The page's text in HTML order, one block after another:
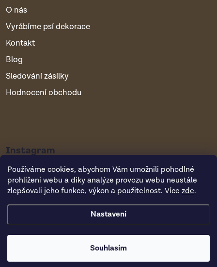
Používáme cookies, abychom Vám umožnili pohodlné
prohlížení webu a díky analýze provozu webu neustále
zlepšovali jeho funkce, výkon a použitelnost. Více zde.
Nastavení
Souhlasím
O nás
Vyrábíme psí dekorace
Kontakt
Blog
Sledování zásilky
Hodnocení obchodu
Instagram
Copyright 2026Vsepropejska.cz. Všechna práva vyhrazena.